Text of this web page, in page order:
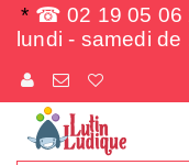
* ☎ 02 19 05 06
lundi - samedi de